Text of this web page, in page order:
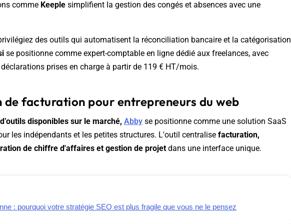
comme Keeple simplifient la gestion des congés et absences avec une
des outils qui automatisent la réconciliation bancaire et la catégorisation
se positionne comme expert-comptable en ligne dédié aux freelances, avec
prises en charge à partir de 119 € HT/mois.
de facturation pour entrepreneurs du web
disponibles sur le marché, Abby se positionne comme une solution SaaS
les indépendants et les petites structures. L'outil centralise facturation,
de chiffre d'affaires et gestion de projetdans une interface unique.
: pourquoi votre stratégie SEO est plus fragile que vous ne le pensez